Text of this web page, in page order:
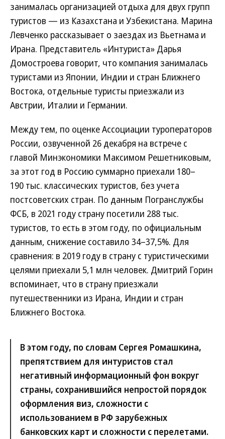
занималась организацией отдыха для двух групп
туристов — из Казахстана и Узбекистана. Марина
Левченко рассказывает о заездах из Вьетнама и
Ирана. Представитель «Интуриста» Дарья
Домостроева говорит, что компания занималась
туристами из Японии, Индии и стран Ближнего
Востока, отдельные туристы приезжали из
Австрии, Италии и Германии.
Между тем, по оценке Ассоциации туроператоров
России, озвученной 26 декабря на встрече с
главой Минэкономики Максимом Решетниковым,
за этот год в Россию суммарно приехали 180–
190 тыс. классических туристов, без учета
постсоветских стран. По данным Погранслужбы
ФСБ, в 2021 году страну посетили 288 тыс.
туристов, то есть в этом году, по официальным
данным, снижение составило 34–37,5%. Для
сравнения: в 2019 году в страну с туристическими
целями приехали 5,1 млн человек. Дмитрий Горин
вспоминает, что в страну приезжали
путешественники из Ирана, Индии и стран
Ближнего Востока.
В этом году, по словам Сергея Ромашкина,
препятствием для интуристов стал
негативный информационный фон вокруг
страны, сохранившийся непростой порядок
оформления виз, сложности с
использованием в РФ зарубежных
банковских карт и сложности с перелетами.